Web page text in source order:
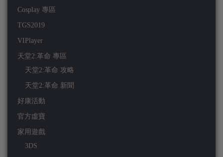
Cosplay 專區
TGS2019
VIPlayer
天堂2:革命 專區
天堂2:革命 攻略
天堂2:革命 新聞
好康活動
官方虛寶
家用遊戲
3DS